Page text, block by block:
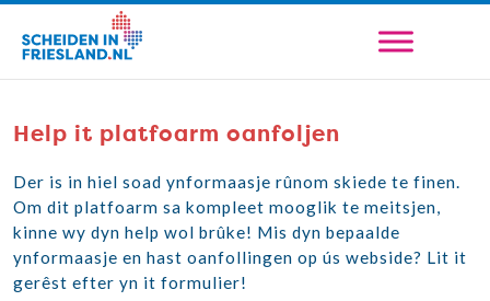
Help it platfoarm oanfoljen
Der is in hiel soad ynformaasje rûnom skiede te finen.
Om dit platfoarm sa kompleet mooglik te meitsjen,
kinne wy dyn help wol brûke! Mis dyn bepaalde
ynformaasje en hast oanfollingen op ús webside? Lit it
gerêst efter yn it formulier!